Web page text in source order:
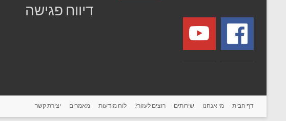
דיווח פגישה
דף הבית מי אנחנו שירותים רוצים לעזור? לוח מודעות מאמרים יצירת קשר